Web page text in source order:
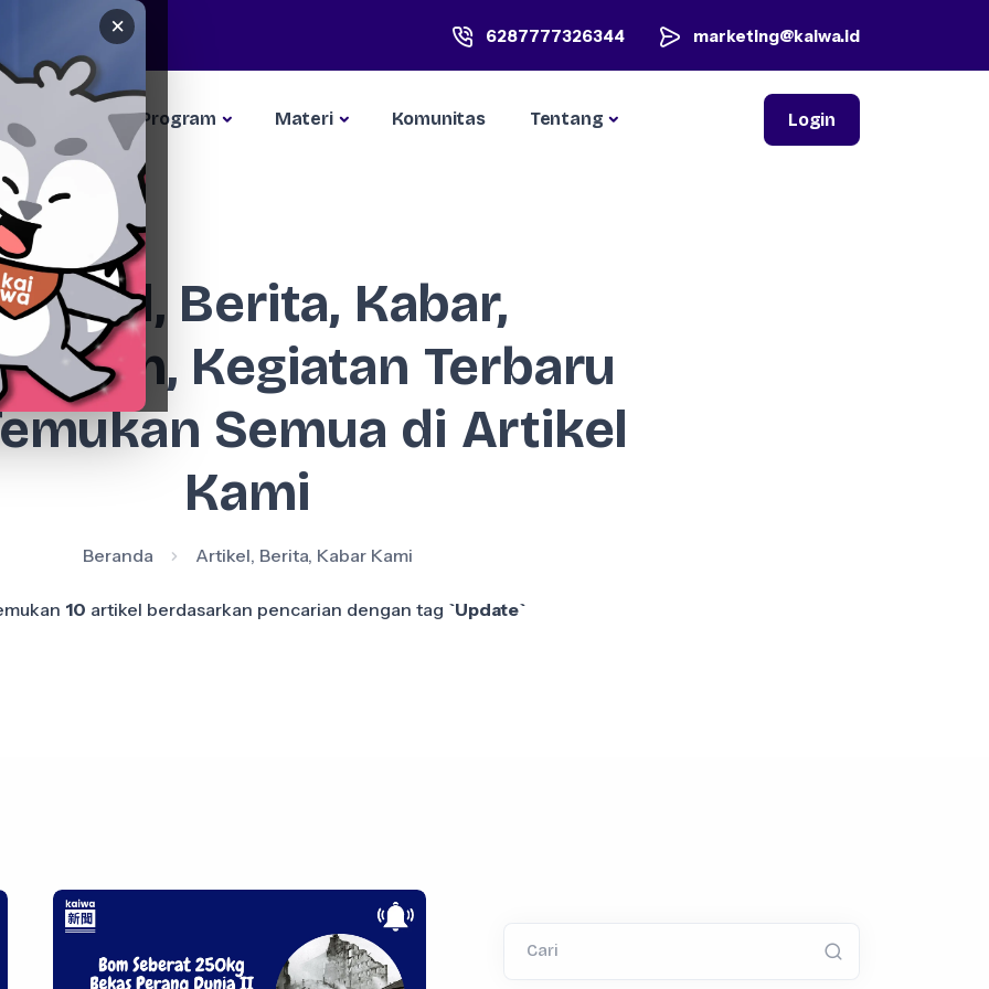
× 6287777326344 marketing@kaiwa.id
Program Materi Komunitas Tentang Login
Berita, Kabar,
Kegiatan Terbaru
Semua di Artikel
Kami
Beranda Artikel, Berita, Kabar Kami
10 artikel berdasarkan pencarian dengan tag `Update`
Cari